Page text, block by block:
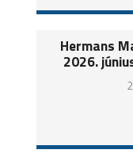
Hermans
2026.